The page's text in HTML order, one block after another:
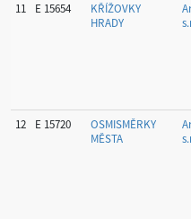
11 E 15654
KŘÍŽOVKY
HRADY
12 E 15720
OSMISMĚRKY
MĚSTA